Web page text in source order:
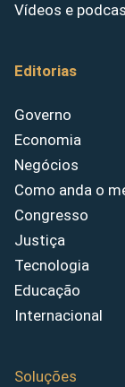
Vídeos e
Editorias
Governo
Economia
Negócios
Como anda o
Congresso
Justiça
Tecnologia
Educação
Internacional
Soluções